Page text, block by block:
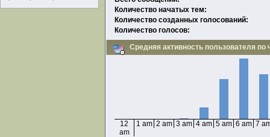
Количество начатых тем:
Количество созданных голосований:
Количество голосов:
Средняя активность пользователя по
12
am
1 am 2 am 3 am 4 am 5 am 6 am 7